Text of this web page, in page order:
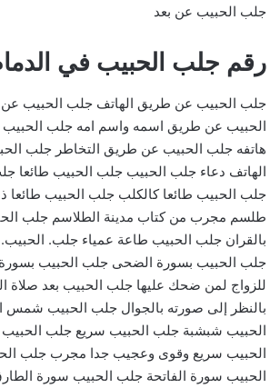
جلب الحبيب عن بعد
رقم جلب الحبيب في
جلب الحبيب عن طريق الهاتف جلب الحبيب
الحبيب عن طريق اسمه واسم امه جلب
هاتفه جلب الحبيب عن طريق التخاطر جلب
الهاتف دعاء جلب الحبيب جلب الحبيب طائعا
جلب الحبيب طائعا كالكلب جلب الحبيب طائعا
طلسم مجرب من كتاب مدينة الطلاسم جلب
بالقران جلب الحبيب طاعة عمياء جلب.
جلب الحبيب بسورة الضحى جلب الحبيب
للزواج لمن ضحك عليها جلب الحبيب بعد صلاة
بالنظر إلى صورته بالجوال جلب الحبيب شمس
الحبيب شبشبة جلب الحبيب سريع جلب
الحبيب سريع وقوى وعجيب جدا مجرب جلب
الحبيب سورة الفاتحة جلب الحبيب سورة